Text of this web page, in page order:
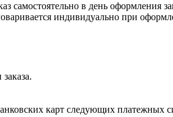
самостоятельно в день оформления
индивидуально при
карт следующих платежных